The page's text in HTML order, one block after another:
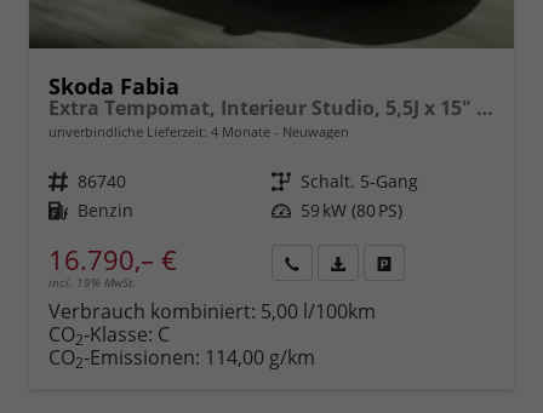
Skoda Fabia
Extra Tempomat, Interieur Studio, 5,5J x 15" Stahlräder mit Callisto-Radkappen (185/65 R15), Fahrerairbag, Beifahrerairbag, Seitenairbags vorn, ESP inkl. ABS, MSR, ASR, EDS, HBA, XDS Front Assist - Vorwärtskollisionswarnung, Notbremsunterstützung, Pederstria
unverbindliche Lieferzeit: 4 Monate Neuwagen
Fahrzeugnr. 86740 Getriebe Schalt. 5-Gang
Kraftstoff Benzin Leistung 59 kW (80 PS)
16.790,– €
incl. 19% MwSt.
anfordern
Datei,
Verbrauch kombiniert: 5,00 l/100km
CO2-Klasse: C
CO2-Emissionen: 114,00 g/km